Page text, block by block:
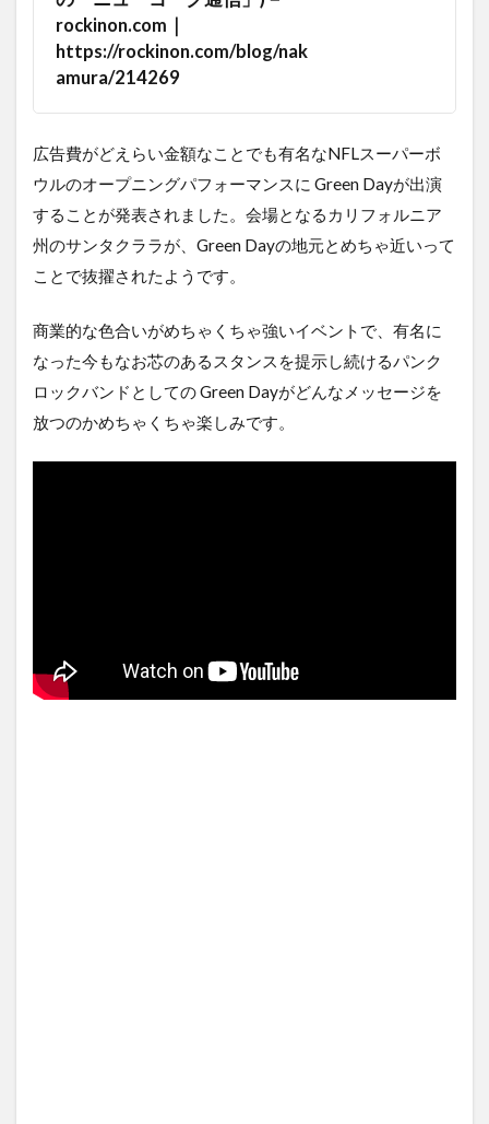
rockinon.com｜
https://rockinon.com/blog/nak
amura/214269
広告費がどえらい金額なことでも有名なNFLスーパーボ
ウルのオープニングパフォーマンスに Green Dayが出演
することが発表されました。会場となるカリフォルニア
州のサンタクララが、Green Dayの地元とめちゃ近いって
ことで抜擢されたようです。
商業的な色合いがめちゃくちゃ強いイベントで、有名に
なった今もなお芯のあるスタンスを提示し続けるパンク
ロックバンドとしての Green Dayがどんなメッセージを
放つのかめちゃくちゃ楽しみです。